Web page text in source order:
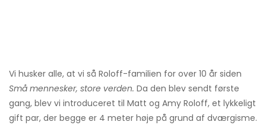
Vi husker alle, at vi så Roloff-familien for over 10 år siden
Små mennesker, store verden. Da den blev sendt første
gang, blev vi introduceret til Matt og Amy Roloff, et lykkeligt
gift par, der begge er 4 meter høje på grund af dværgisme.